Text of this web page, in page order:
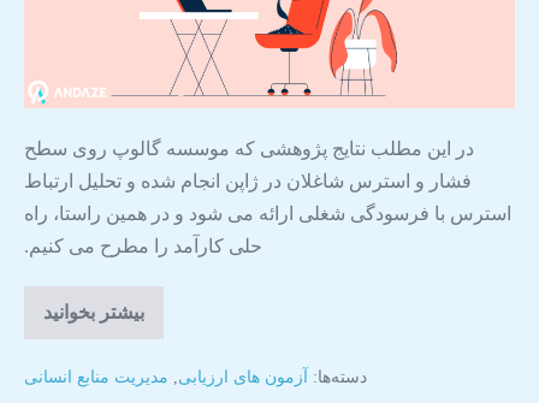
در این مطلب نتایج پژوهشی که موسسه گالوپ روی سطح
فشار و استرس شاغلان در ژاپن انجام شده و تحلیل ارتباط
استرس با فرسودگی شغلی ارائه می شود و در همین راستا، راه
حلی کارآمد را مطرح می کنیم.
بیشتر بخوانید
دسته‌ها: آزمون های ارزیابی , مدیریت منابع انسانی